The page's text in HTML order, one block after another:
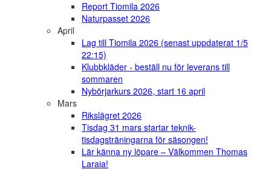
Report Tiomila 2026
Naturpasset 2026
April
Lag till Tiomila 2026 (senast uppdaterat 1/5
22:15)
Klubbkläder - beställ nu för leverans till
sommaren
Nybörjarkurs 2026, start 16 april
Mars
Rikslägret 2026
Tisdag 31 mars startar teknik-
tisdagsträningarna för säsongen!
Lär känna ny löpare – Välkommen Thomas
Laraia!